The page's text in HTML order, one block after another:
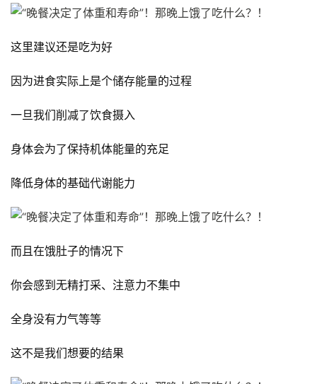
氧
動
訓
心
力
訓
肌
劃
这里建议还是吃为好
因为进食实际上是个储存能量的过程
一旦我们削减了饮食摄入
身体会为了保持机体能量的充足
降低身体的基础代谢能力
而且在饿肚子的情况下
你会感到无精打采、注意力不集中
全身没有力气等等
这不是我们想要的结果